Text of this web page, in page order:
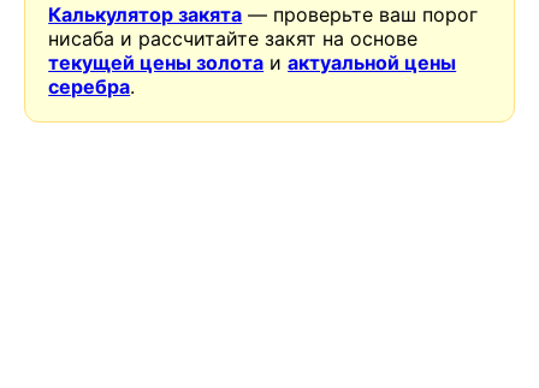
Калькулятор закята — проверьте ваш порог
нисаба и рассчитайте закят на основе
текущей цены золота иактуальной цены
серебра.